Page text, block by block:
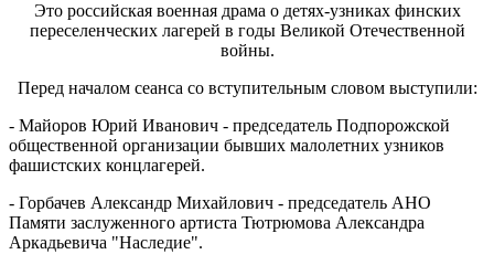
Это российская военная драма о детях-узниках финских
переселенческих лагерей в годы Великой Отечественной
войны.
Перед началом сеанса со вступительным словом выступили:
- Майоров Юрий Иванович - председатель Подпорожской
общественной организации бывших малолетних узников
фашистских концлагерей.
- Горбачев Александр Михайлович - председатель АНО
Памяти заслуженного артиста Тютрюмова Александра
Аркадьевича "Наследие".